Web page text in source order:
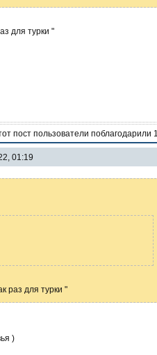
для турки "
пост пользователи поблагодарили
01:19
раз для турки "
)